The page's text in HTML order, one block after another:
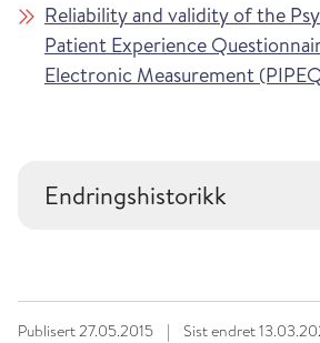
Reliability and validity of the
Patient Experience
Electronic Measurement
Endringshistorikk
Publisert27.05.2015 | Sist endret